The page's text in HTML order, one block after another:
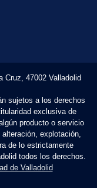
Cruz, 47002 Valladolid
sujetos a los derechos
exclusiva de
producto o servicio
explotación,
de lo estrictamente
todos los derechos.
de Valladolid